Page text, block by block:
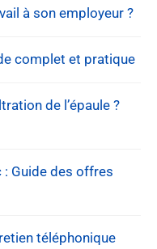
à son employeur ?
complet et pratique
de l’épaule ?
Guide des offres
téléphonique